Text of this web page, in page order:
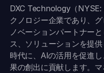
DXC Technology（NYSE:
クノロジー企業であり、
ノベーションパートナー
ス、ソリューションを提
時代に、AIの活用を促進
果の創出に貢献します。